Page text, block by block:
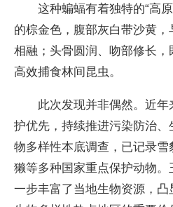
这种蝙蝠有着独特的“高原
的棕金色，腹部灰白带沙黄
相融；头骨圆润、吻部修长
高效捕食林间昆虫。
此次发现并非偶然。近年
护优先，持续推进污染防治
物多样性本底调查，已记录
獭等多种国家重点保护动物
一步丰富了当地生物资源，